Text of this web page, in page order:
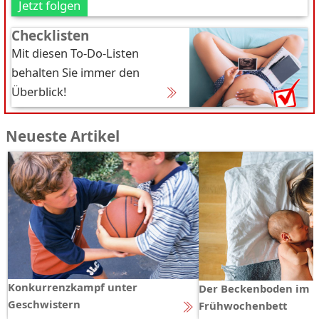
Jetzt folgen
Checklisten
Mit diesen To-Do-Listen
behalten Sie immer den
Überblick!
Neueste Artikel
Konkurrenzkampf unter
Geschwistern
Der Beckenboden im
Frühwochenbett